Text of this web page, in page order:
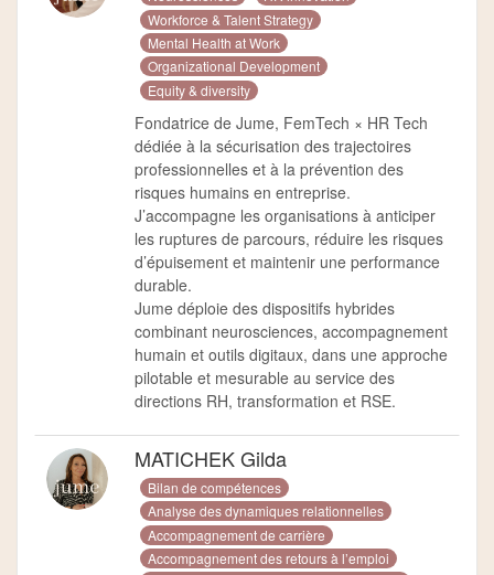
Workforce & Talent Strategy
Mental Health at Work
Organizational Development
Equity & diversity
Fondatrice de Jume, FemTech × HR Tech
dédiée à la sécurisation des trajectoires
professionnelles et à la prévention des
risques humains en entreprise.
J’accompagne les organisations à anticiper
les ruptures de parcours, réduire les risques
d’épuisement et maintenir une performance
durable.
Jume déploie des dispositifs hybrides
combinant neurosciences, accompagnement
humain et outils digitaux, dans une approche
pilotable et mesurable au service des
directions RH, transformation et RSE.
MATICHEK Gilda
Bilan de compétences
Analyse des dynamiques relationnelles
Accompagnement de carrière
Accompagnement des retours à l’emploi